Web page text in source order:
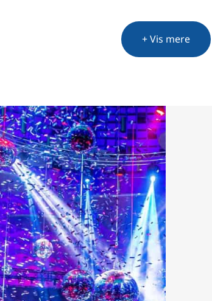
+ Vis mere